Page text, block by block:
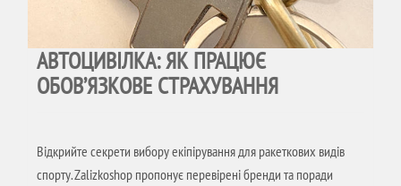
АВТОЦИВІЛКА: ЯК ПРАЦЮЄ
ОБОВ’ЯЗКОВЕ СТРАХУВАННЯ
Відкрийте секрети вибору екіпірування для ракеткових видів
спорту. Zalizkoshop пропонує перевірені бренди та поради